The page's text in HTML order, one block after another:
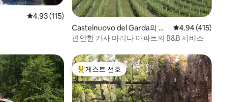
평점 4.93점(5점 만점), 후기 115개
4.93 (115)
Castelnuovo del Garda의 콘
도미니엄
평점 4.94점(5점 만점),
4.94 (415)
편안한 카사 마리나 아파트의 B&B 서비스
상위 게스트 선호
게스트 선호